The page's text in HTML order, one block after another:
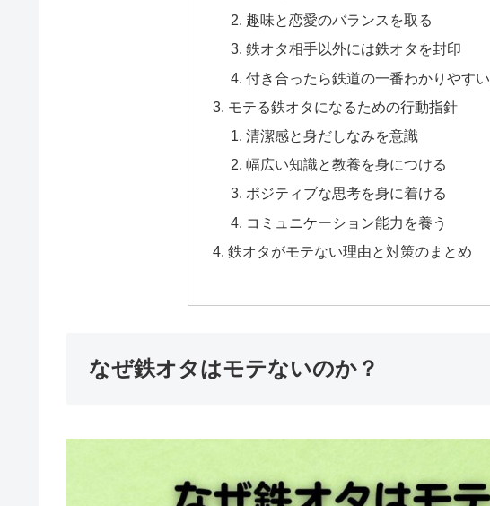
趣味と恋愛のバランスを取る
鉄オタ相手以外には鉄オタを封印
付き合ったら鉄道の一番わかりやす
モテる鉄オタになるための行動指針
清潔感と身だしなみを意識
幅広い知識と教養を身につける
ポジティブな思考を身に着ける
コミュニケーション能力を養う
鉄オタがモテない理由と対策のまとめ
なぜ鉄オタはモテないのか？